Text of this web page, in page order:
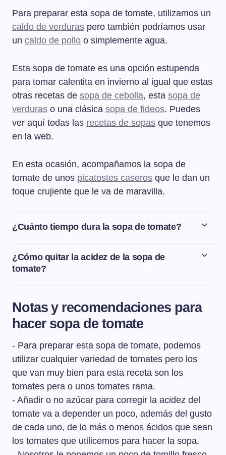
Para preparar esta sopa de tomate, utilizamos un
caldo de verduras pero también podríamos usar
un caldo de pollo o simplemente agua.
Esta sopa de tomate es una opción estupenda
para tomar calentita en invierno al igual que estas
otras recetas de sopa de cebolla, esta sopa de
verduras o una clásica sopa de fideos. Puedes
ver aquí todas las recetas de sopas que tenemos
en la web.
En esta ocasión, acompañamos la sopa de
tomate de unos picatostes caseros que le dan un
toque crujiente que le va de maravilla.
¿Cuánto tiempo dura la sopa de tomate?
La sopa de tomate aguanta en la nevera, dentro de un
táper o un recipiente bien cerrado, un máximo de 2-3
días.
¿Cómo quitar la acidez de la sopa de
tomate?
Si la sopa de tomate nos ha quedado ácida, podemos
esta receta un poco de zanahoria, esto va a ayudar
también a corregir un poco la posible acidez que tengan
Notas y recomendaciones para
hacer sopa de tomate
- Para preparar esta sopa de tomate, podemos
utilizar cualquier variedad de tomates pero los
que van muy bien para esta receta son los
tomates pera o unos tomates rama.
- Añadir o no azúcar para corregir la acidez del
tomate va a depender un poco, además del gusto
de cada uno, de lo más o menos ácidos que sean
los tomates que utilicemos para hacer la sopa.